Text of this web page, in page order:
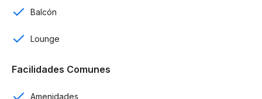
1 parqueo
Sala
Cocina
Balcón
Lounge
Facilidades Comunes
Amenidades